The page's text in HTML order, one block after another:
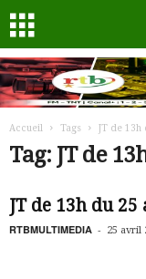
Accueil Tags JT de 13h
Tag: JT de
JT de 13h du
RTBMULTIMEDIA - 25 avril